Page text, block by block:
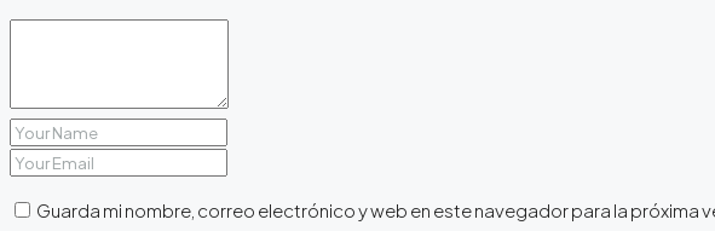
Guarda mi nombre, correo electrónico y web en este navegador para la próxima